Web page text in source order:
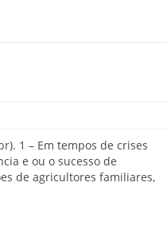
1 – Em tempos de crises
e ou o sucesso de
de agricultores familiares,